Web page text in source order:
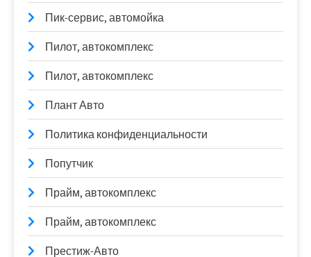
Пик-сервис, автомойка
Пилот, автокомплекс
Пилот, автокомплекс
Плант Авто
Политика конфиденциальности
Попутчик
Прайм, автокомплекс
Прайм, автокомплекс
Престиж-Авто